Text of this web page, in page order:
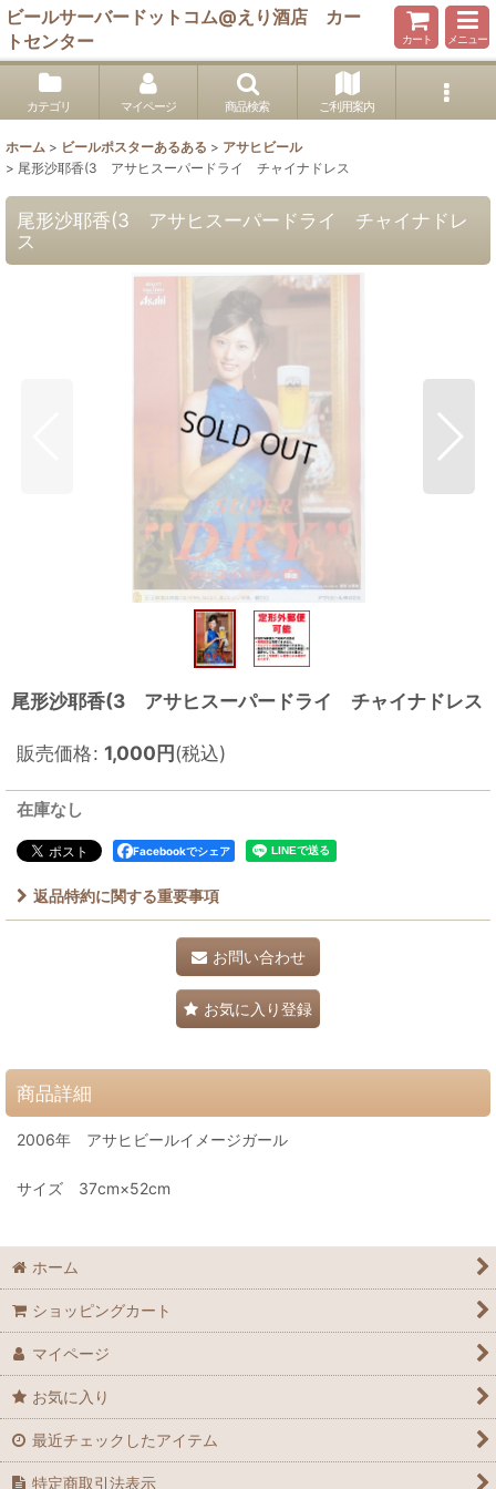
ビールサーバードットコム@えり酒店 カー
トセンター
カート メニュー
カテゴリ マイページ 商品検索 ご利用案内
ホーム > ビールポスターあるある > アサヒビール
> 尾形沙耶香(3 アサヒスーパードライ チャイナドレス
尾形沙耶香(3 アサヒスーパードライ チャイナドレ
ス
尾形沙耶香(3 アサヒスーパードライ チャイナドレス
販売価格: 1,000円(税込)
在庫なし
Facebookでシェア
返品特約に関する重要事項
お問い合わせ
お気に入り登録
商品詳細
2006年 アサヒビールイメージガール
サイズ 37cm×52cm
ホーム
ショッピングカート
マイページ
お気に入り
最近チェックしたアイテム
特定商取引法表示